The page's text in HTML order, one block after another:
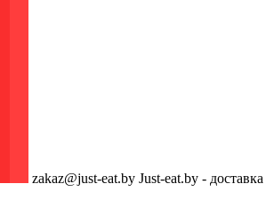
zakaz@just-eat.by Just-eat.by -